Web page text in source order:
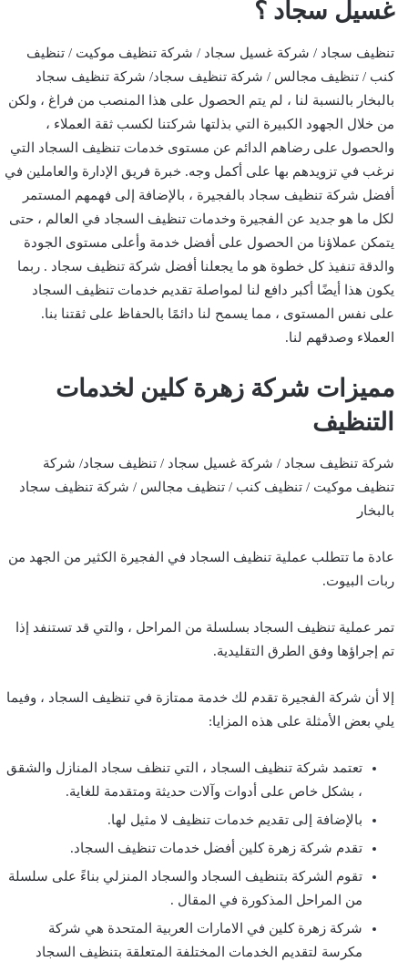
غسيل سجاد ؟
تنظيف سجاد / شركة غسيل سجاد / شركة تنظيف موكيت / تنظيف
كنب / تنظيف مجالس / شركة تنظيف سجاد/ شركة تنظيف سجاد
بالبخار بالنسبة لنا ، لم يتم الحصول على هذا المنصب من فراغ ، ولكن
من خلال الجهود الكبيرة التي بذلتها شركتنا لكسب ثقة العملاء ،
والحصول على رضاهم الدائم عن مستوى خدمات تنظيف السجاد التي
نرغب في تزويدهم بها على أكمل وجه. خبرة فريق الإدارة والعاملين في
أفضل شركة تنظيف سجاد بالفجيرة ، بالإضافة إلى فهمهم المستمر
لكل ما هو جديد عن الفجيرة وخدمات تنظيف السجاد في العالم ، حتى
يتمكن عملاؤنا من الحصول على أفضل خدمة وأعلى مستوى الجودة
والدقة تنفيذ كل خطوة هو ما يجعلنا أفضل شركة تنظيف سجاد . ربما
يكون هذا أيضًا أكبر دافع لنا لمواصلة تقديم خدمات تنظيف السجاد
على نفس المستوى ، مما يسمح لنا دائمًا بالحفاظ على ثقتنا بنا.
العملاء وصدقهم لنا.
مميزات شركة زهرة كلين لخدمات
التنظيف
شركة تنظيف سجاد / شركة غسيل سجاد / تنظيف سجاد/ شركة
تنظيف موكيت / تنظيف كنب / تنظيف مجالس / شركة تنظيف سجاد
بالبخار
عادة ما تتطلب عملية تنظيف السجاد في الفجيرة الكثير من الجهد من
ربات البيوت.
تمر عملية تنظيف السجاد بسلسلة من المراحل ، والتي قد تستنفد إذا
تم إجراؤها وفق الطرق التقليدية.
إلا أن شركة الفجيرة تقدم لك خدمة ممتازة في تنظيف السجاد ، وفيما
يلي بعض الأمثلة على هذه المزايا:
تعتمد شركة تنظيف السجاد ، التي تنظف سجاد المنازل والشقق
، بشكل خاص على أدوات وآلات حديثة ومتقدمة للغاية.
بالإضافة إلى تقديم خدمات تنظيف لا مثيل لها.
تقدم شركة زهرة كلين أفضل خدمات تنظيف السجاد.
تقوم الشركة بتنظيف السجاد والسجاد المنزلي بناءً على سلسلة
من المراحل المذكورة في المقال .
شركة زهرة كلين في الامارات العربية المتحدة هي شركة
مكرسة لتقديم الخدمات المختلفة المتعلقة بتنظيف السجاد